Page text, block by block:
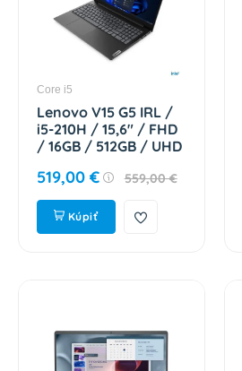
Core i5
Lenovo V15 G5 IRL /
i5-210H / 15,6" / FHD
/ 16GB / 512GB / UHD
83GW00BDCK
519,00 € 559,00 €
Kúpiť